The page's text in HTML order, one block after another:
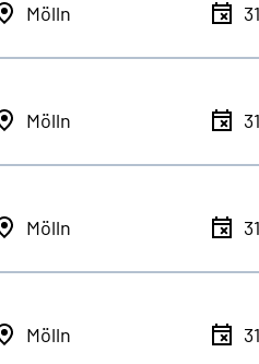
Mölln
Mölln
Mölln
Mölln